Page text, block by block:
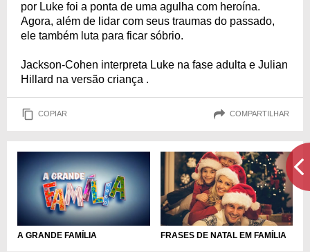
por Luke foi a ponta de uma agulha com heroína.
Agora, além de lidar com seus traumas do passado,
ele também luta para ficar sóbrio.
Jackson-Cohen interpreta Luke na fase adulta e Julian
Hillard na versão criança .
COPIAR COMPARTILHAR
A GRANDE FAMÍLIA FRASES DE NATAL EM FAMÍLIA